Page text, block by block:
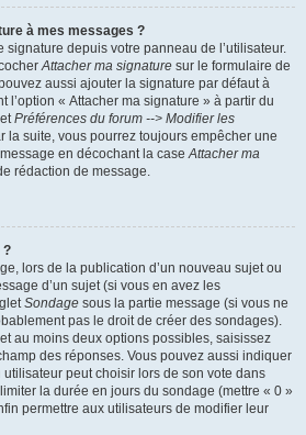
à mes messages ?
signature depuis votre panneau de l’utilisateur.
Attacher ma signature sur le formulaire de
aussi ajouter la signature par défaut à
l’option « Attacher ma signature » à partir du
Préférences du forum --> Modifier les
la suite, vous pourrez toujours empêcher une
en décochant la caseAttacher ma
rédaction de message.
?
lors de la publication d’un nouveau sujet ou
d’un sujet (si vous en avez les
Sondage sous la partie message (si vous ne
pas le droit de créer des sondages).
au moins deux options possibles, saisissez
des réponses. Vous pouvez aussi indiquer
utilisateur peut choisir lors de son vote dans
la durée en jours du sondage (mettre « 0 »
permettre aux utilisateurs de modifier leur